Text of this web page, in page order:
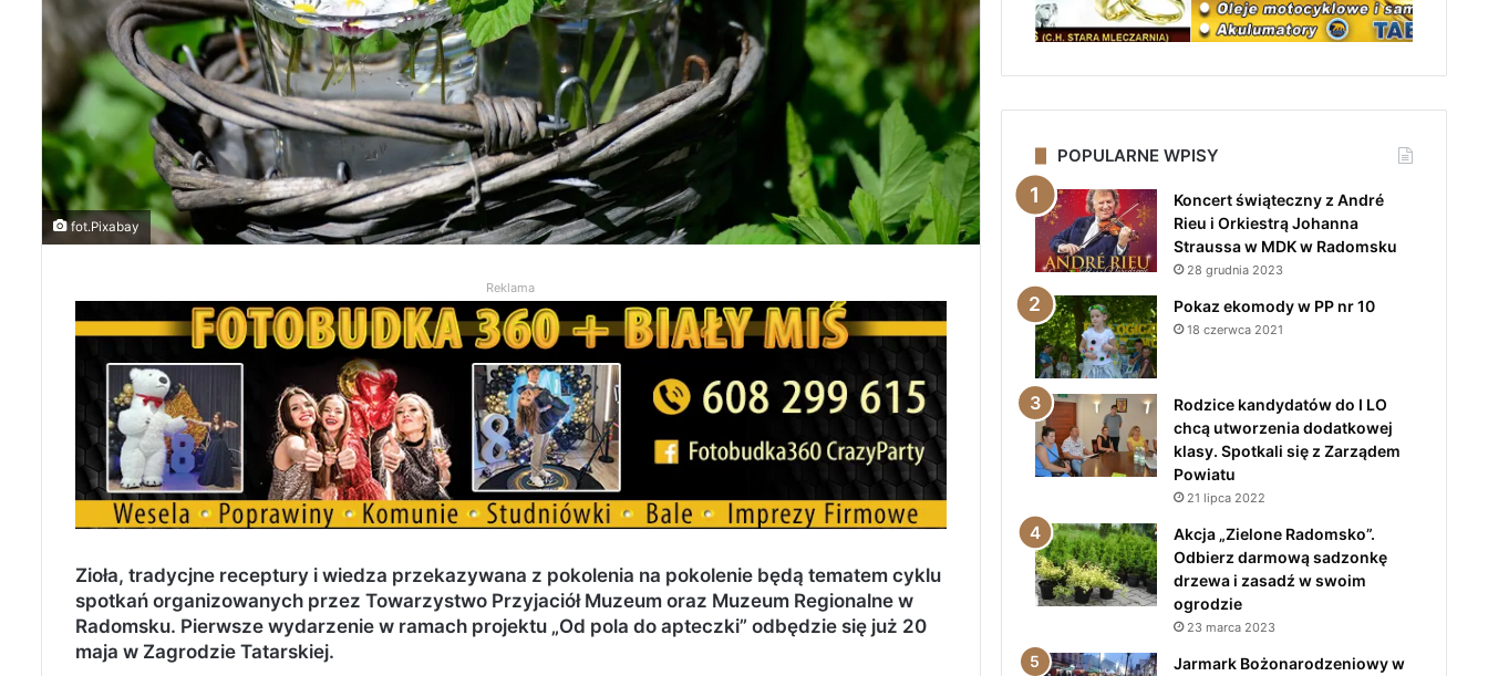
fot.Pixabay
Reklama
Zioła, tradycjne receptury i wiedza przekazywana z pokolenia na pokolenie będą tematem cyklu
spotkań organizowanych przez Towarzystwo Przyjaciół Muzeum oraz Muzeum Regionalne w
Radomsku. Pierwsze wydarzenie w ramach projektu „Od pola do apteczki” odbędzie się już 20
maja w Zagrodzie Tatarskiej.
POPULARNE WPISY
Koncert świąteczny z André
Rieu i Orkiestrą Johanna
Straussa w MDK w Radomsku
28 grudnia 2023
Pokaz ekomody w PP nr 10
18 czerwca 2021
Rodzice kandydatów do I LO
chcą utworzenia dodatkowej
klasy. Spotkali się z Zarządem
Powiatu
21 lipca 2022
Akcja „Zielone Radomsko”.
Odbierz darmową sadzonkę
drzewa i zasadź w swoim
ogrodzie
23 marca 2023
Jarmark Bożonarodzeniowy w